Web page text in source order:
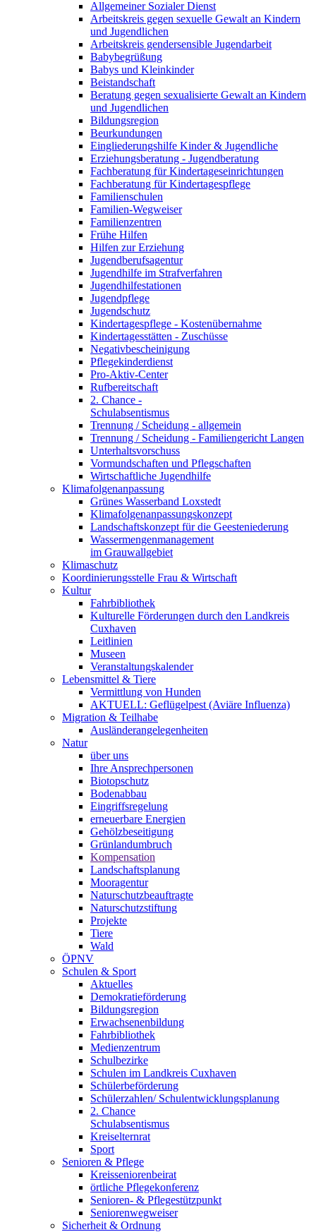
Allgemeiner Sozialer Dienst
Arbeitskreis gegen sexuelle Gewalt an Kindern
und Jugendlichen
Arbeitskreis gendersensible Jugendarbeit
Babybegrüßung
Babys und Kleinkinder
Beistandschaft
Beratung gegen sexualisierte Gewalt an Kindern
und Jugendlichen
Bildungsregion
Beurkundungen
Eingliederungshilfe Kinder & Jugendliche
Erziehungsberatung - Jugendberatung
Fachberatung für Kindertageseinrichtungen
Fachberatung für Kindertagespflege
Familienschulen
Familien-Wegweiser
Familienzentren
Frühe Hilfen
Hilfen zur Erziehung
Jugendberufsagentur
Jugendhilfe im Strafverfahren
Jugendhilfestationen
Jugendpflege
Jugendschutz
Kindertagespflege - Kostenübernahme
Kindertagesstätten - Zuschüsse
Negativbescheinigung
Pflegekinderdienst
Pro-Aktiv-Center
Rufbereitschaft
2. Chance -
Schulabsentismus
Trennung / Scheidung - allgemein
Trennung / Scheidung - Familiengericht Langen
Unterhaltsvorschuss
Vormundschaften und Pflegschaften
Wirtschaftliche Jugendhilfe
Klimafolgenanpassung
Grünes Wasserband Loxstedt
Klimafolgenanpassungskonzept
Landschaftskonzept für die Geesteniederung
Wassermengenmanagement
im Grauwallgebiet
Klimaschutz
Koordinierungsstelle Frau & Wirtschaft
Kultur
Fahrbibliothek
Kulturelle Förderungen durch den Landkreis
Cuxhaven
Leitlinien
Museen
Veranstaltungskalender
Lebensmittel & Tiere
Vermittlung von Hunden
AKTUELL: Geflügelpest (Aviäre Influenza)
Migration & Teilhabe
Ausländerangelegenheiten
Natur
über uns
Ihre Ansprechpersonen
Biotopschutz
Bodenabbau
Eingriffsregelung
erneuerbare Energien
Gehölzbeseitigung
Grünlandumbruch
Kompensation
Landschaftsplanung
Mooragentur
Naturschutzbeauftragte
Naturschutzstiftung
Projekte
Tiere
Wald
ÖPNV
Schulen & Sport
Aktuelles
Demokratieförderung
Bildungsregion
Erwachsenenbildung
Fahrbibliothek
Medienzentrum
Schulbezirke
Schulen im Landkreis Cuxhaven
Schülerbeförderung
Schülerzahlen/ Schulentwicklungsplanung
2. Chance
Schulabsentismus
Kreiselternrat
Sport
Senioren & Pflege
Kreisseniorenbeirat
örtliche Pflegekonferenz
Senioren- & Pflegestützpunkt
Seniorenwegweiser
Sicherheit & Ordnung